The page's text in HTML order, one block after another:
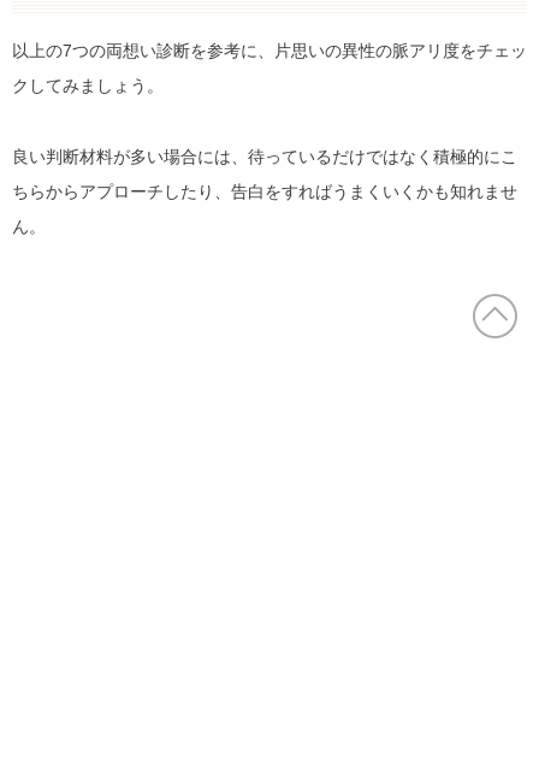
以上の7つの両想い診断を参考に、片思いの異性の脈アリ度をチェッ
クしてみましょう。
良い判断材料が多い場合には、待っているだけではなく積極的にこ
ちらからアプローチしたり、告白をすればうまくいくかも知れませ
ん。